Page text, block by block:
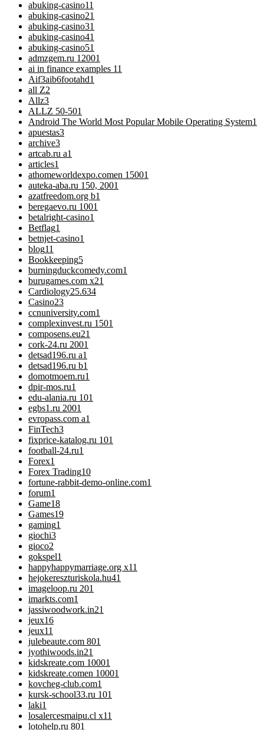
abuking-casino11
abuking-casino21
abuking-casino31
abuking-casino41
abuking-casino51
admzgem.ru 12001
ai in finance examples 11
Aif3aib6footahd1
all Z2
Allz3
ALLZ 50-501
Android The World Most Popular Mobile Operating System1
apuestas3
archive3
artcab.ru a1
articles1
athomeworldexpo.comen 15001
auteka-aba.ru 150, 2001
azatfreedom.org b1
beregaevo.ru 1001
betalright-casino1
Betflag1
betnjet-casino1
blog11
Bookkeeping5
burningduckcomedy.com1
burugames.com x21
Cardiology25.634
Casino23
ccnuniversity.com1
complexinvest.ru 1501
composens.eu21
cork-24.ru 2001
detsad196.ru a1
detsad196.ru b1
domotmoem.ru1
dpir-mos.ru1
edu-alania.ru 101
egbs1.ru 2001
evropass.com a1
FinTech3
fixprice-katalog.ru 101
football-24.ru1
Forex1
Forex Trading10
fortune-rabbit-demo-online.com1
forum1
Game18
Games19
gaming1
giochi3
gioco2
gokspel1
happyhappymarriage.org x11
hejokereszturiskola.hu41
imageloop.ru 201
imarkts.com1
jassiwoodwork.in21
jeux16
jeux11
julebeaute.com 801
jyothiwoods.in21
kidskreate.com 10001
kidskreate.comen 10001
kovcheg-club.com1
kursk-school33.ru 101
laki1
losalercesmaipu.cl x11
lotohelp.ru 801